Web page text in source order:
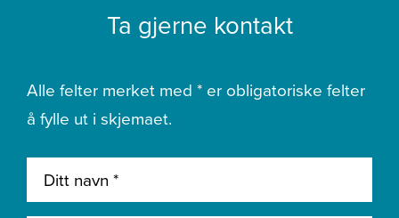
Ta gjerne kontakt
Alle felter merket med * er obligatoriske felter
å fylle ut i skjemaet.